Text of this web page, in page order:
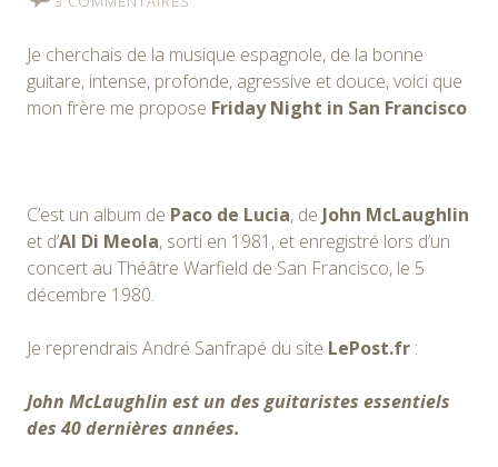
Je cherchais de la musique espagnole, de la bonne
guitare, intense, profonde, agressive et douce, voici que
mon frère me propose Friday Night in San Francisco
C’est un album de Paco de Lucia, de John McLaughlin
et d’Al Di Meola, sorti en 1981, et enregistré lors d’un
concert au Théâtre Warfield de San Francisco, le 5
décembre 1980.
Je reprendrais André Sanfrapé du site LePost.fr :
John McLaughlin est un des guitaristes essentiels
des 40 dernières années.